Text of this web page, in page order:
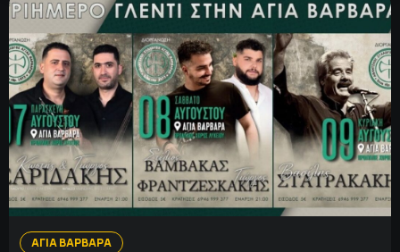
ΑΓΙΑ ΒΑΡΒΑΡΑ